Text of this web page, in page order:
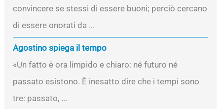
convincere se stessi di essere buoni; perciò cercano
di essere onorati da ...
Agostino spiega il tempo
«Un fatto è ora limpido e chiaro: né futuro né
passato esistono. È inesatto dire che i tempi sono
tre: passato, ...